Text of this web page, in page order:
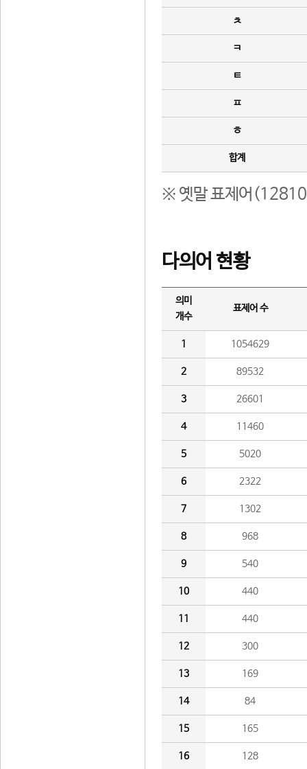
ㅊ
ㅋ
ㅌ
ㅍ
ㅎ
합계
※ 옛말 표제어(12810
다의어 현황
의미
개수
표제어 수
1 1054629
2 89532
3 26601
4 11460
5 5020
6 2322
7 1302
8 968
9 540
10 440
11 440
12 300
13 169
14 84
15 165
16 128